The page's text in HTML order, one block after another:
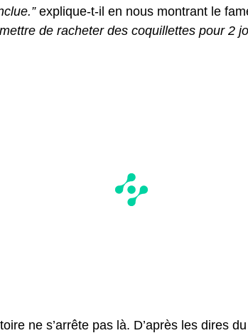
explique-t-il en nous montrant le
de racheter des coquillettes pour 2
ne s’arrête pas là. D’après les dires